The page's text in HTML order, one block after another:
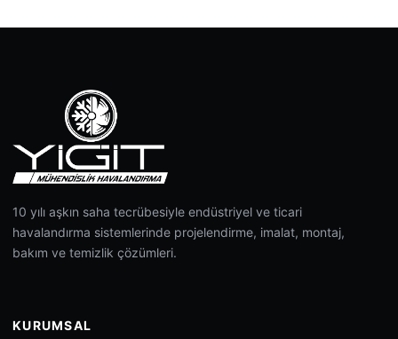
10 yılı aşkın saha tecrübesiyle endüstriyel ve ticari
havalandırma sistemlerinde projelendirme, imalat, montaj,
bakım ve temizlik çözümleri.
KURUMSAL